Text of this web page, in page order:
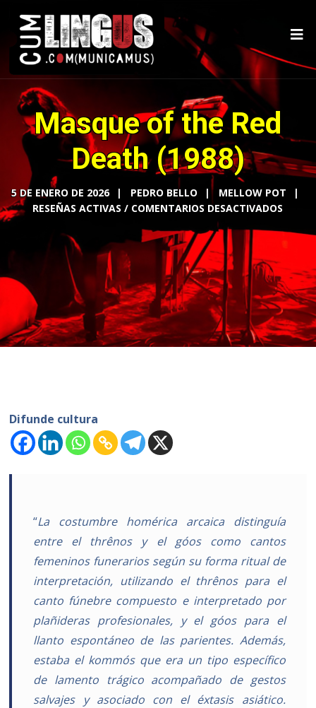
Masque of the Red
Death (1988)
5 DE ENERO DE 2026 PEDRO BELLO
MELLOW POT
COMENTARIOS DESACTIVADOS
Difunde cultura
“La costumbre homérica arcaica distinguía
entre el thrênos y el góos como cantos
femeninos funerarios según su forma ritual de
interpretación, utilizando el thrênos para el
canto fúnebre compuesto e interpretado por
plañideras profesionales, y el góos para el
llanto espontáneo de las parientes. Además,
estaba el kommós que era un tipo específico
de lamento trágico acompañado de gestos
salvajes y asociado con el éxtasis asiático.